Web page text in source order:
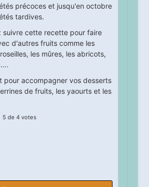
précoces et jusqu'en octobre
tardives.
suivre cette recette pour faire
d'autres fruits comme les
les mûres, les abricots,
pour accompagner vos desserts
de fruits, les yaourts et les
5 de 4votes